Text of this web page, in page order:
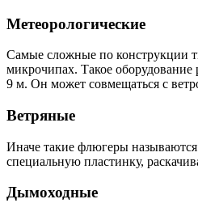
Метеорологические
Самые сложные по конструкции
микрочипах. Такое
9 м. Он может совмещаться с
Ветряные
Иначе такие флюгеры
специальную пластинку,
Дымоходные